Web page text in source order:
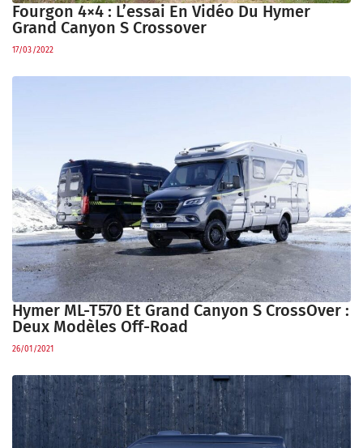
Fourgon 4×4 : L’essai En Vidéo Du Hymer
Grand Canyon S Crossover
17/03/2022
Hymer ML-T570 Et Grand Canyon S CrossOver :
Deux Modèles Off-Road
26/01/2021